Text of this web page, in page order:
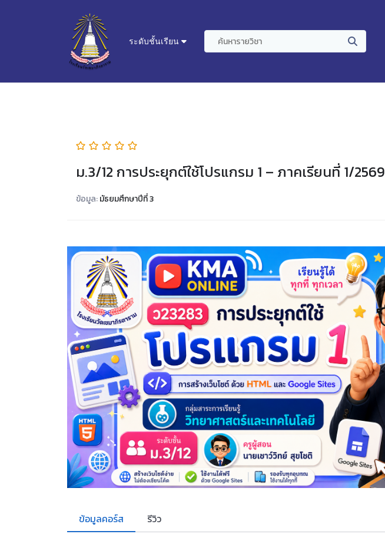
ระดับชั้นเรียน
ม.3/12 การประยุกต์ใช้โปรแกรม 1 – ภาคเรียนที่ 1/2569
ข้อมูล:มัธยมศึกษาปีที่ 3
ข้อมูลคอร์ส รีวิว